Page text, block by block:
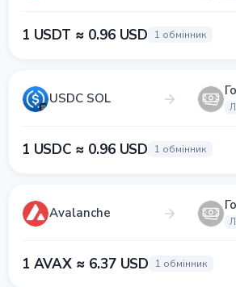
1 USDT ≈ 0.96 USD 1 обмінник
USDC SOL
1 USDC ≈ 0.96 USD 1 обмінник
Avalanche
1 AVAX ≈ 6.37 USD 1 обмінник